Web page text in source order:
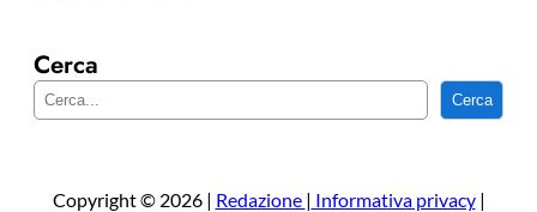
Cerca
e
a
Cerca
Copyright © 2026 | Redazione | Informativa privacy|